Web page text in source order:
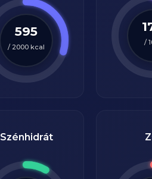
595
/ 2000 kcal
/
Szénhidrát